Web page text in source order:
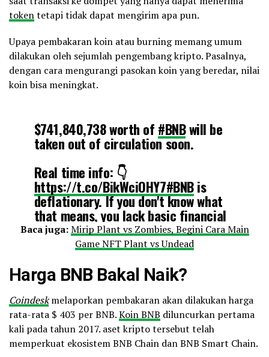
tokentetapi tidak dapat mengirim apa pun.
Upaya pembakaran koin atau burning memang umum
dilakukan oleh sejumlah pengembang kripto. Pasalnya,
dengan cara mengurangi pasokan koin yang beredar, nilai
koin bisa meningkat.
$741,840,738 worth of #BNBwill be
taken out of circulation soon.
Real time info: 👇
https://t.co/BikWciOHY7#BNBis
deflationary. If you don't know what
that means, you lack basic financial
knowledge to get lucky in this world.
Harsh but true. Time to learn.🙏
— CZ 🔶 Binance (@cz_binance) April 19, 2022
Baca juga: Mirip Plant vs Zombies, Begini Cara Main
Game NFT Plant vs Undead
Harga BNB Bakal Naik?
Coindeskmelaporkan pembakaran akan dilakukan harga
rata-rata $ 403 per BNB.Koin BNB diluncurkan pertama
kali pada tahun 2017. aset kripto tersebut telah
memperkuat ekosistem BNB Chain dan BNB Smart Chain.